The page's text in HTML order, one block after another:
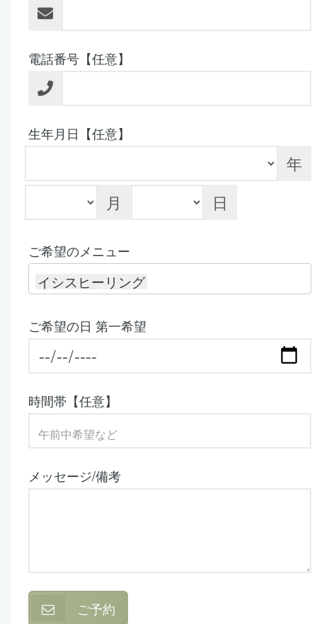
電話番号【任意】
生年月日【任意】
年
月
日
ご希望のメニュー
イシスヒーリング
ご希望の日 第一希望
時間帯【任意】
メッセージ/備考
ご予約